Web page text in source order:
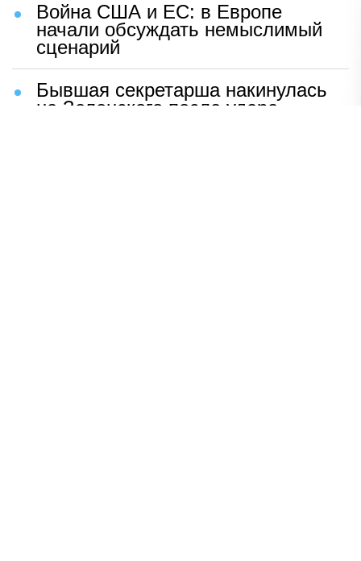
Война США и ЕС: в Европе
начали обсуждать немыслимый
сценарий
Бывшая секретарша накинулась
на Зеленского после удара